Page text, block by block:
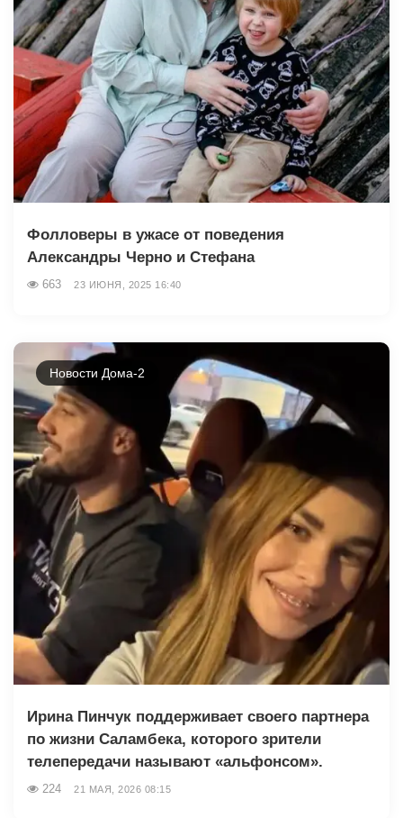
Фолловеры в ужасе от поведения
Александры Черно и Стефана
663 23 ИЮНЯ, 2025 16:40
Новости Дома-2
Ирина Пинчук поддерживает своего партнера
по жизни Саламбека, которого зрители
телепередачи называют «альфонсом».
224 21 МАЯ, 2026 08:15